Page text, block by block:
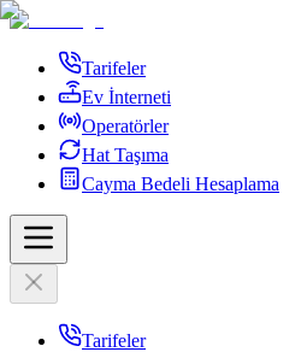
Tarifeler
Ev İnterneti
Operatörler
Hat Taşıma
Cayma Bedeli Hesaplama
Tarifeler